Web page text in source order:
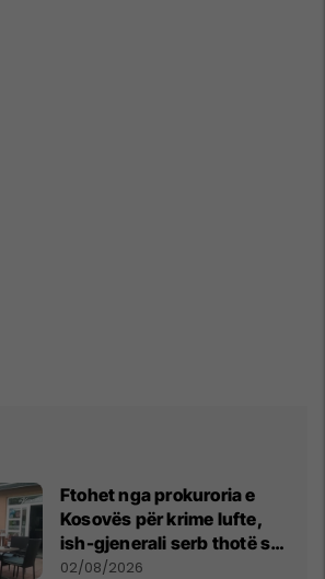
Ftohet nga prokuroria e
Kosovës për krime lufte,
ish-gjenerali serb thotë se
dikush e tradhtoi në
02/08/2026